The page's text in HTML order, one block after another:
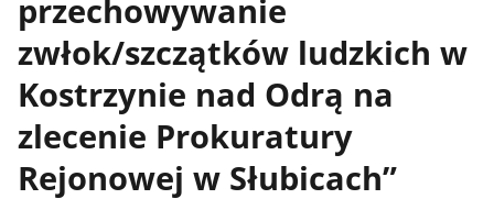
przechowywanie
zwłok/szczątków ludzkich w
Kostrzynie nad Odrą na
zlecenie Prokuratury
Rejonowej w Słubicach”